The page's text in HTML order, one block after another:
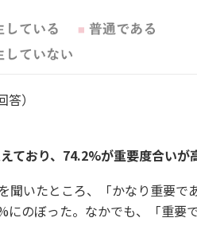
答）
おり、74.2%が重要度合いが
聞いたところ、「かなり重要で
のぼった。なかでも、「重要